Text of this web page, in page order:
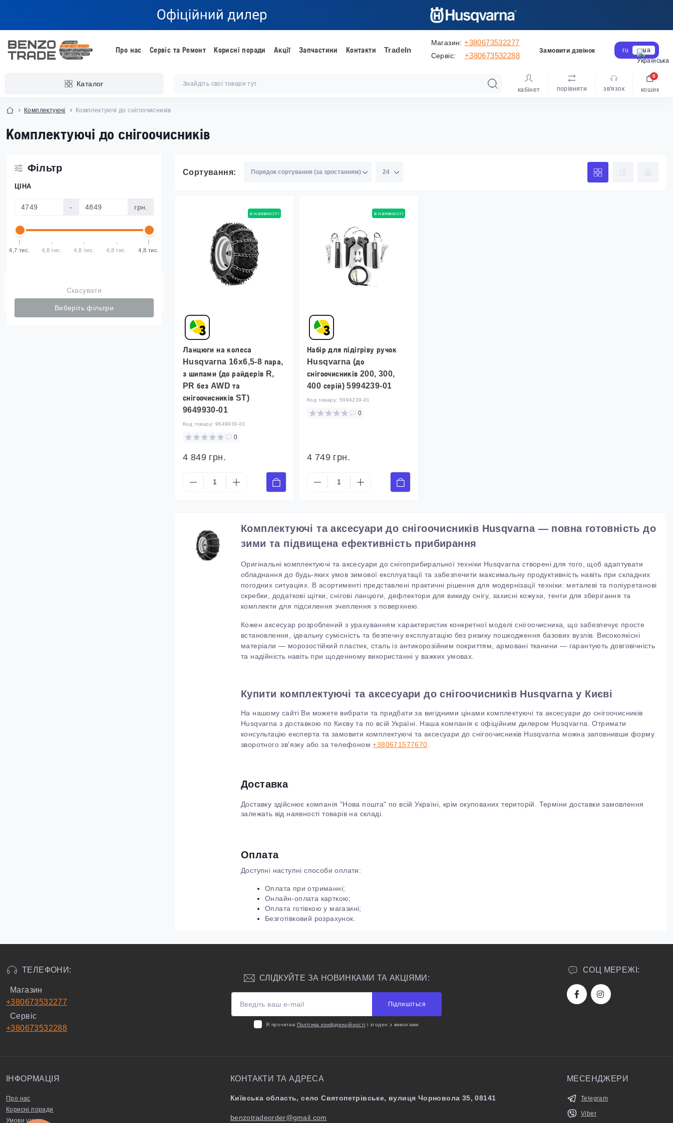
Про нас Сервіс та Ремонт Корисні поради Акції Запчастини Контакти TradeIn
Магазин:+380673532277
Сервіс: +380673532288
Замовити дзвінок ru ua
Каталог
кабінет порівняти зв'язок кошик
0
Комплектуючі Комплектуючі до снігоочисників
Комплектуючі до снігоочисників
Фільтр
ЦІНА
- грн.
4,7 тис. 4,8 тис. 4,8 тис. 4,8 тис. 4,8 тис.
Скасувати
Виберіть фільтри
Сортування:
в наявності
Ланцюги на колеса
Husqvarna 16x6,5-8 пара,
з шипами (до райдерів R,
PR без AWD та
снігоочисників ST)
9649930-01
Код товару: 9649930-01
0
4 849 грн.
в наявності
Набір для підігріву ручок
Husqvarna (до
снігоочисників 200, 300,
400 серій) 5994239-01
Код товару: 5994239-01
0
4 749 грн.
Комплектуючі та аксесуари до снігоочисників Husqvarna — повна готовність до
зими та підвищена ефективність прибирання
Оригінальні комплектуючі та аксесуари до снігоприбиральної техніки Husqvarna створені для того, щоб адаптувати
обладнання до будь-яких умов зимової експлуатації та забезпечити максимальну продуктивність навіть при складних
погодних ситуаціях. В асортименті представлені практичні рішення для модернізації техніки: металеві та поліуретанові
скребки, додаткові щітки, снігові ланцюги, дефлектори для викиду снігу, захисні кожухи, тенти для зберігання та
комплекти для підсилення зчеплення з поверхнею.
Кожен аксесуар розроблений з урахуванням характеристик конкретної моделі снігоочисника, що забезпечує просте
встановлення, ідеальну сумісність та безпечну експлуатацію без ризику пошкодження базових вузлів. Високоякісні
матеріали — морозостійкий пластик, сталь із антикорозійним покриттям, армовані тканини — гарантують довговічність
та надійність навіть при щоденному використанні у важких умовах.
Купити комплектуючі та аксесуари до снігоочисників Husqvarna у Києві
На нашому сайті Ви можете вибрати та придбати за вигідними цінами комплектуючі та аксесуари до снігоочисників
Husqvarna з доставкою по Києву та по всій Україні. Наша компанія є офіційним дилером Husqvarna. Отримати
консультацію експерта та замовити комплектуючі та аксесуари до снігоочисників Husqvarna можна заповнивши форму
зворотного зв'язку або за телефоном +380671577670
Доставка
Доставку здійснює компанія "Нова пошта" по всій Україні, крім окупованих територій. Терміни доставки замовлення
залежать від наявності товарів на складі.
Оплата
Доступні наступні способи оплати:
Оплата при отриманні;
Онлайн-оплата карткою;
Оплата готівкою у магазині;
Безготівковий розрахунок.
ТЕЛЕФОНИ:
Магазин
+380673532277
Сервіс
+380673532288
СОЦ МЕРЕЖІ:
СЛІДКУЙТЕ ЗА НОВИНКАМИ ТА АКЦІЯМИ:
Підпишіться
Я прочитав Політика конфіденційності і згоден з вимогами
ІНФОРМАЦІЯ
Про нас
Корисні поради
Умови угоди
КОНТАКТИ ТА АДРЕСА
Київська область, село Святопетрівське, вулиця Чорновола 35, 08141
benzotradeorder@gmail.com
МЕСЕНДЖЕРИ
Telegram
Viber